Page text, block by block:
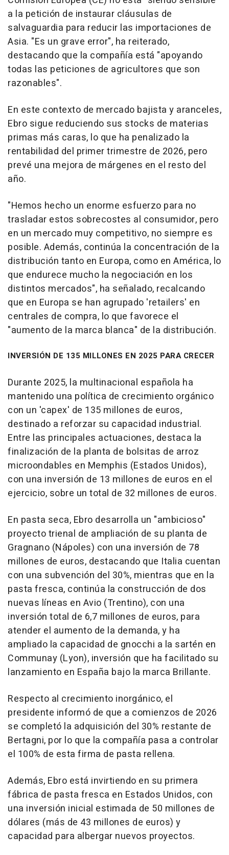
a la petición de instaurar cláusulas de
salvaguardia para reducir las importaciones de
Asia. "Es un grave error", ha reiterado,
destacando que la compañía está "apoyando
todas las peticiones de agricultores que son
razonables".
En este contexto de mercado bajista y aranceles,
Ebro sigue reduciendo sus stocks de materias
primas más caras, lo que ha penalizado la
rentabilidad del primer trimestre de 2026, pero
prevé una mejora de márgenes en el resto del
año.
"Hemos hecho un enorme esfuerzo para no
trasladar estos sobrecostes al consumidor, pero
en un mercado muy competitivo, no siempre es
posible. Además, continúa la concentración de la
distribución tanto en Europa, como en América, lo
que endurece mucho la negociación en los
distintos mercados", ha señalado, recalcando
que en Europa se han agrupado 'retailers' en
centrales de compra, lo que favorece el
"aumento de la marca blanca" de la distribución.
INVERSIÓN DE 135 MILLONES EN 2025 PARA CRECER
Durante 2025, la multinacional española ha
mantenido una política de crecimiento orgánico
con un 'capex' de 135 millones de euros,
destinado a reforzar su capacidad industrial.
Entre las principales actuaciones, destaca la
finalización de la planta de bolsitas de arroz
microondables en Memphis (Estados Unidos),
con una inversión de 13 millones de euros en el
ejercicio, sobre un total de 32 millones de euros.
En pasta seca, Ebro desarrolla un "ambicioso"
proyecto trienal de ampliación de su planta de
Gragnano (Nápoles) con una inversión de 78
millones de euros, destacando que Italia cuentan
con una subvención del 30%, mientras que en la
pasta fresca, continúa la construcción de dos
nuevas líneas en Avio (Trentino), con una
inversión total de 6,7 millones de euros, para
atender el aumento de la demanda, y ha
ampliado la capacidad de gnocchi a la sartén en
Communay (Lyon), inversión que ha facilitado su
lanzamiento en España bajo la marca Brillante.
Respecto al crecimiento inorgánico, el
presidente informó de que a comienzos de 2026
se completó la adquisición del 30% restante de
Bertagni, por lo que la compañía pasa a controlar
el 100% de esta firma de pasta rellena.
Además, Ebro está invirtiendo en su primera
fábrica de pasta fresca en Estados Unidos, con
una inversión inicial estimada de 50 millones de
dólares (más de 43 millones de euros) y
capacidad para albergar nuevos proyectos.